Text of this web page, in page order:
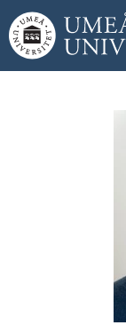
Hoppa direkt till